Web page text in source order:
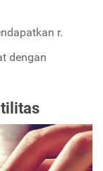
r.
dengan